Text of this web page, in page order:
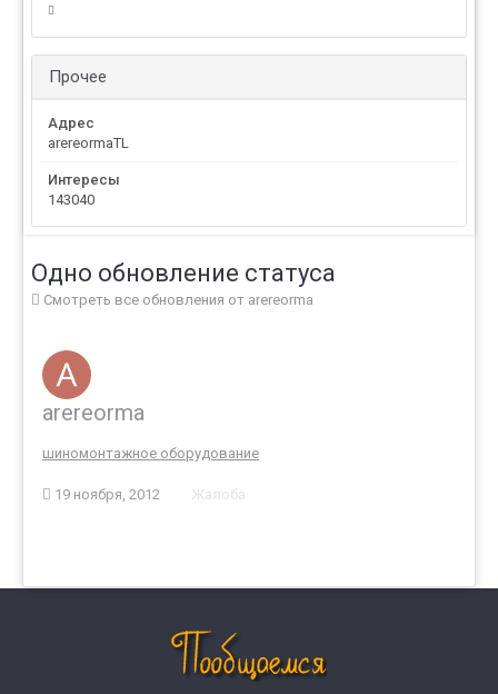
Прочее
Адрес
arereormaTL
Интересы
143040
Одно обновление статуса
Смотреть все обновления от arereorma
arereorma
шиномонтажное оборудование
19 ноября, 2012 Жалоба